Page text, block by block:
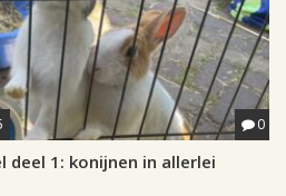
0
deel 1: konijnen in allerlei